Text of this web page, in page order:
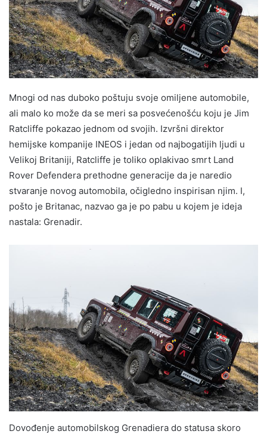
Mnogi od nas duboko poštuju svoje omiljene automobile,
ali malo ko može da se meri sa posvećenošću koju je Jim
Ratcliffe pokazao jednom od svojih. Izvršni direktor
hemijske kompanije INEOS i jedan od najbogatijih ljudi u
Velikoj Britaniji, Ratcliffe je toliko oplakivao smrt Land
Rover Defendera prethodne generacije da je naredio
stvaranje novog automobila, očigledno inspirisan njim. I,
pošto je Britanac, nazvao ga je po pabu u kojem je ideja
nastala: Grenadir.
Dovođenje automobilskog Grenadiera do statusa skoro